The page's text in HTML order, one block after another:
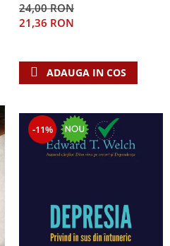
24,00 RON
21,36 RON
ADAUGA IN COS
-11%